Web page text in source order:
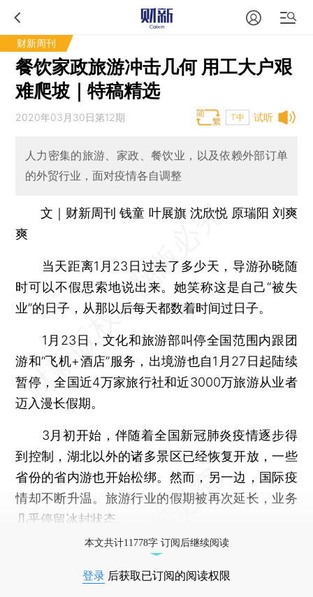
财新周刊
餐饮家政旅游冲击几何 用工大户艰
难爬坡｜特稿精选
试听
2020年03月30日第12期 T中
人力密集的旅游、家政、餐饮业，以及依赖外部订单
的外贸行业，面对疫情各自调整
文｜财新周刊 钱童 叶展旗 沈欣悦 原瑞阳 刘爽
爽
当天距离1月23日过去了多少天，导游孙晓随
时可以不假思索地说出来。她笑称这是自己“被失
业”的日子，从那以后每天都数着时间过日子。
1月23日，文化和旅游部叫停全国范围内跟团
游和“飞机+酒店”服务，出境游也自1月27日起陆续
暂停，全国近4万家旅行社和近3000万旅游从业者
迈入漫长假期。
3月初开始，伴随着全国新冠肺炎疫情逐步得
到控制，湖北以外的诸多景区已经恢复开放，一些
省份的省内游也开始松绑。然而，另一边，国际疫
情却不断升温。旅游行业的假期被再次延长，业务
几乎停留冰封状态。
本文共计11778字 订阅后继续阅读
登录 后获取已订阅的阅读权限